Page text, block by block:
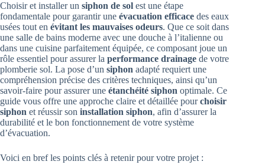
Choisir et installer un siphon de sol est une étape
fondamentale pour garantir une évacuation efficace des eaux
usées tout en évitant les mauvaises odeurs. Que ce soit dans
une salle de bains moderne avec une douche à l’italienne ou
dans une cuisine parfaitement équipée, ce composant joue un
rôle essentiel pour assurer la performance drainage de votre
plomberie sol. La pose d’un siphon adapté requiert une
compréhension précise des critères techniques, ainsi qu’un
savoir-faire pour assurer une étanchéité siphon optimale. Ce
guide vous offre une approche claire et détaillée pourchoisir
siphon et réussir son installation siphon, afin d’assurer la
durabilité et le bon fonctionnement de votre système
d’évacuation.
Voici en bref les points clés à retenir pour votre projet :